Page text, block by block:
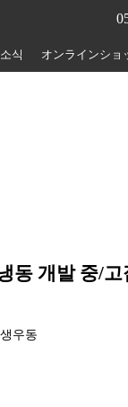
식 オンラインショ
동 개발 중/
우동